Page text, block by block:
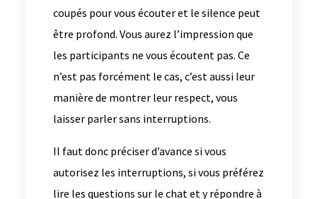
coupés pour vous écouter et le silence peut
être profond. Vous aurez l’impression que
les participants ne vous écoutent pas. Ce
n’est pas forcément le cas, c’est aussi leur
manière de montrer leur respect, vous
laisser parler sans interruptions.
Il faut donc préciser d’avance si vous
autorisez les interruptions, si vous préférez
lire les questions sur le chat et y répondre à